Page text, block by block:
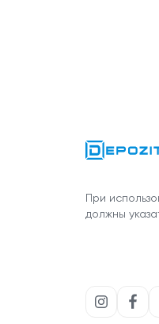
При
должны